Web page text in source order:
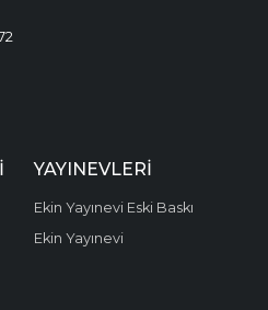
YAYINEVLERI
Ekin Yayınevi Eski Baskı
Ekin Yayınevi